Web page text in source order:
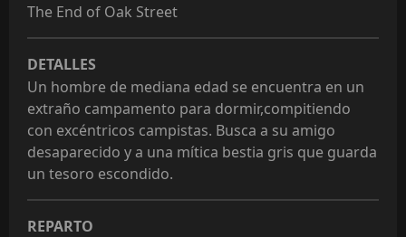
The End of Oak Street
DETALLES
Un hombre de mediana edad se encuentra en un
extraño campamento para dormir,compitiendo
con excéntricos campistas. Busca a su amigo
desaparecido y a una mítica bestia gris que guarda
un tesoro escondido.
REPARTO